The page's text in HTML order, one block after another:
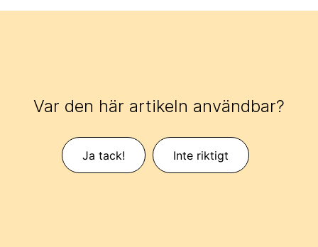
Var den här artikeln användbar?
Ja tack! Inte riktigt